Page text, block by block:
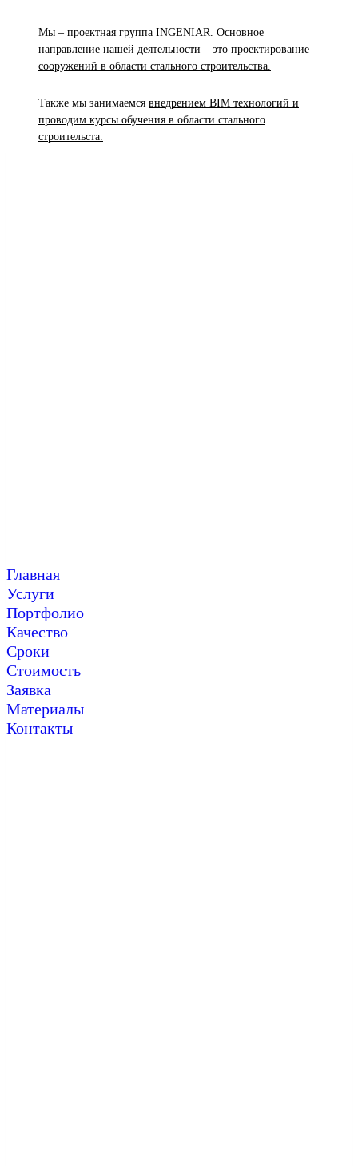
Мы – проектная группа INGENIAR. Основное
направление нашей деятельности – это проектирование
сооружений в области стального строительства.
Также мы занимаемся внедрением BIM технологий и
проводим курсы обучения в области стального
строительста.
Главная
Услуги
Портфолио
Качество
Сроки
Стоимость
Заявка
Материалы
Контакты